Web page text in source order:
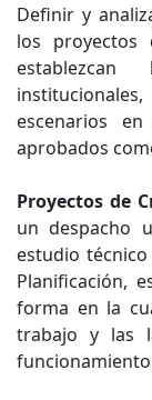
Definir y
los
escenarios
aprobados
Proyectos de
un despacho
estudio
Planificación,
forma en la
trabajo y las